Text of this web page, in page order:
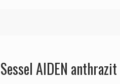
Sessel AIDEN anthrazit